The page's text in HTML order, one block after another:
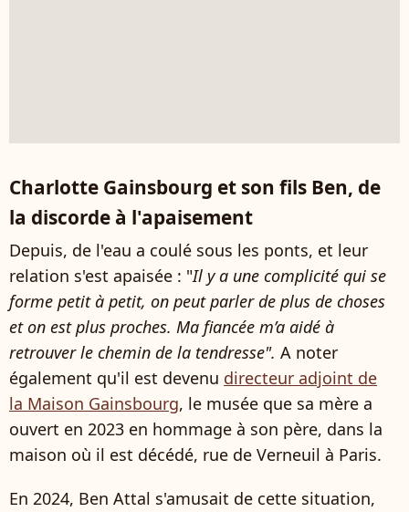
Charlotte Gainsbourg et son fils Ben, de
la discorde à l'apaisement
Depuis, de l'eau a coulé sous les ponts, et leur
relation s'est apaisée : "Il y a une complicité qui se
forme petit à petit, on peut parler de plus de choses
et on est plus proches. Ma fiancée m’a aidé à
retrouver le chemin de la tendresse". A noter
également qu'il est devenu directeur adjoint de
la Maison Gainsbourg, le musée que sa mère a
ouvert en 2023 en hommage à son père, dans la
maison où il est décédé, rue de Verneuil à Paris.
En 2024, Ben Attal s'amusait de cette situation,